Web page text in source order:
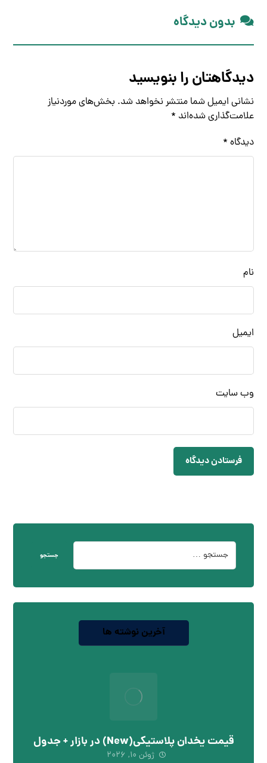
بدون دیدگاه
دیدگاهتان را بنویسید
نشانی ایمیل شما منتشر نخواهد شد. بخش‌های موردنیاز
علامت‌گذاری شده‌اند *
دیدگاه *
نام
ایمیل
وب‌ سایت
فرستادن دیدگاه
جستجو
آخرین نوشته ها
قیمت یخدان پلاستیکی(New) در بازار + جدول
ژوئن ۱۰, ۲۰۲۶